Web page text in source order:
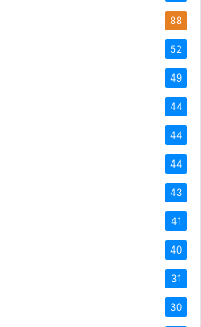
88
52
49
44
44
44
43
41
40
31
30